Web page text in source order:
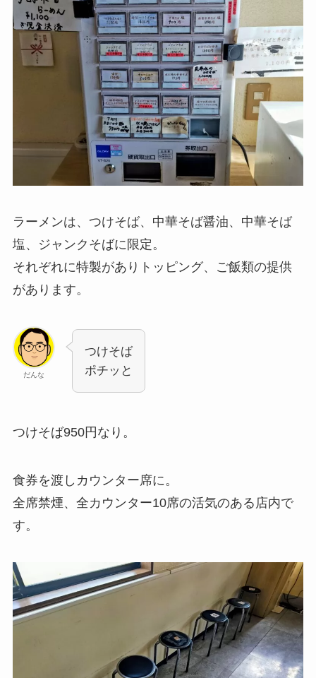
ラーメンは、つけそば、中華そば醤油、中華そば
塩、ジャンクそばに限定。
それぞれに特製がありトッピング、ご飯類の提供
があります。
だんな
つけそば
ポチッと
つけそば950円なり。
食券を渡しカウンター席に。
全席禁煙、全カウンター10席の活気のある店内で
す。